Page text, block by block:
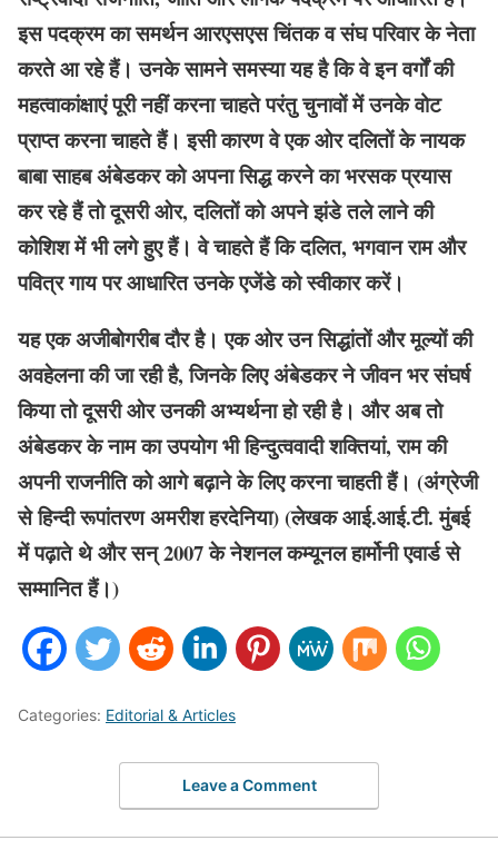
इस पदक्रम का समर्थन आरएसएस चिंतक व संघ परिवार के नेता
करते आ रहे हैं। उनके सामने समस्या यह है कि वे इन वर्गों की
महत्वाकांक्षाएं पूरी नहीं करना चाहते परंतु चुनावों में उनके वोट
प्राप्त करना चाहते हैं। इसी कारण वे एक ओर दलितों के नायक
बाबा साहब अंबेडकर को अपना सिद्ध करने का भरसक प्रयास
कर रहे हैं तो दूसरी ओर, दलितों को अपने झंडे तले लाने की
कोशिश में भी लगे हुए हैं। वे चाहते हैं कि दलित, भगवान राम और
पवित्र गाय पर आधारित उनके एजेंडे को स्वीकार करें।
यह एक अजीबोगरीब दौर है। एक ओर उन सिद्धांतों और मूल्यों की
अवहेलना की जा रही है, जिनके लिए अंबेडकर ने जीवन भर संघर्ष
किया तो दूसरी ओर उनकी अभ्यर्थना हो रही है। और अब तो
अंबेडकर के नाम का उपयोग भी हिन्दुत्ववादी शक्तियां, राम की
अपनी राजनीति को आगे बढ़ाने के लिए करना चाहती हैं। (अंग्रेजी
से हिन्दी रूपांतरण अमरीश हरदेनिया) (लेखक आई.आई.टी. मुंबई
में पढ़ाते थे और सन् 2007 के नेशनल कम्यूनल हार्मोनी एवार्ड से
सम्मानित हैं।)
Categories: Editorial & Articles
Leave a Comment